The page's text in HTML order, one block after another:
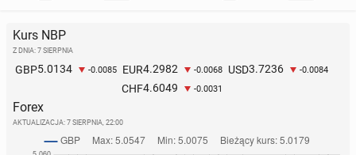
Kurs NBP
Z DNIA: 7 SIERPNIA
GBP5.0134 -0.0085 EUR4.2982 -0.0068 USD3.7236 -0.0084
CHF4.6049 -0.0031
Forex
AKTUALIZACJA: 7 SIERPNIA, 22:00